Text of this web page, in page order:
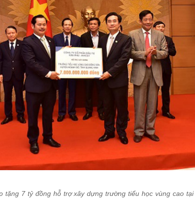
tặng 7 tỷ đồng hỗ trợ xây dựng trường tiểu học vùng cao